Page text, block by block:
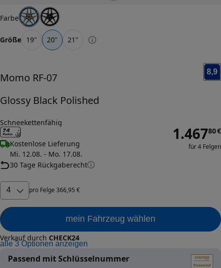
Farbe
Größe 19" 20" 21 "
Momo RF-07
Glossy Black Polished
8,9
Schneekettenfähig
Kostenlose Lieferung
Mi. 12.08. - Mo. 17.08.
30 Tage Rückgaberecht
1.46780€
für 4 Felgen
4 pro Felge 366,95 €
mein Fahrzeug wählen
Verkauf durch CHECK24
alle 3 Optionen anzeigen
Passend mit Schlüsselnummer